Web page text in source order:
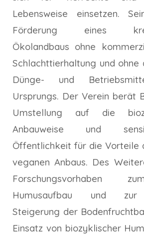
Lebensweise einsetzen.
Förderung eines
Ökolandbaus ohne
Schlachttierhaltung und ohne
Dünge- und
Ursprungs. Der Verein berät
Umstellung auf die
Anbauweise und
Öffentlichkeit für die Vorteile
veganen Anbaus. Des
Forschungsvorhaben
Humusaufbau und zur
Steigerung der
Einsatz von biozyklischer